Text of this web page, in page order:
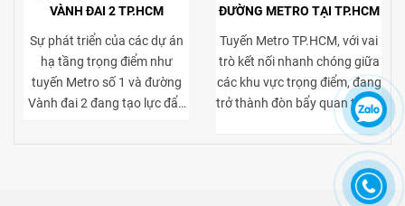
VÀNH ĐAI 2 TP.HCM
Sự phát triển của các dự án
hạ tầng trọng điểm như
tuyến Metro số 1 và đường
Vành đai 2 đang tạo lực đẩy
ĐƯỜNG METRO TẠI TP.HCM
Tuyến Metro TP.HCM, với vai
trò kết nối nhanh chóng giữa
các khu vực trọng điểm, đang
trở thành đòn bẩy quan trọng
cho thị trường bất động sản
cho thuê. Việc tiếp cận thuận
tiện tới trung tâm và các khu
kinh tế lớn giúp gia tăng sức